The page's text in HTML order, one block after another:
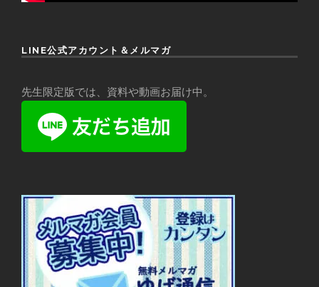
LINE公式アカウント＆メルマガ
先生限定版では、資料や動画お届け中。